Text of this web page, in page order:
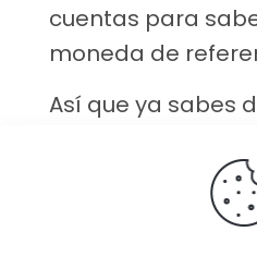
cuentas para
moneda de
Así que ya sabes
razón de peso
Ya sea